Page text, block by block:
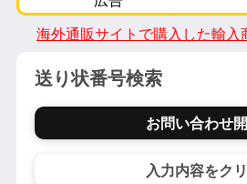
海外通販サイトで購入した輸入
送り状番号検索
お問い合わせ
入力内容をク